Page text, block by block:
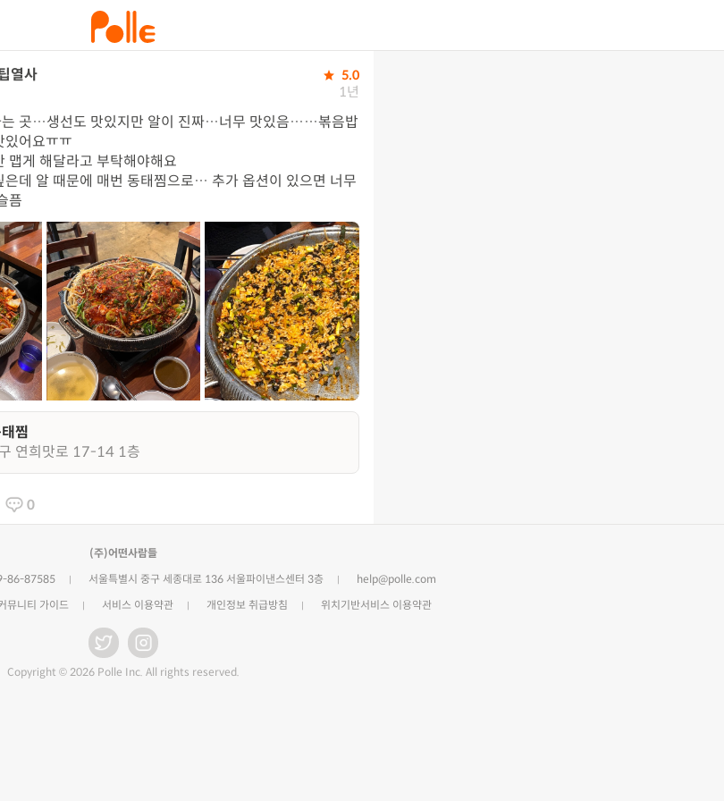
열사
5.0
1년
는 곳…생선도 맛있지만 알이 진짜…너무 맛있음……볶음밥
있어요ㅠㅠ
맵게 해달라고 부탁해야해요
은데 알 때문에 매번 동태찜으로… 추가 옵션이 있으면 너무
픔
찜
연희맛로 17-14 1층
0
(주)어떤사람들
86-87585 서울특별시 중구 세종대로 136 서울파이낸스센터 3층
help@polle.com
뮤니티 가이드 서비스 이용약관 개인정보 취급방침 위치기반서비스 이용약관
Copyright © 2026 Polle Inc. All rights reserved.